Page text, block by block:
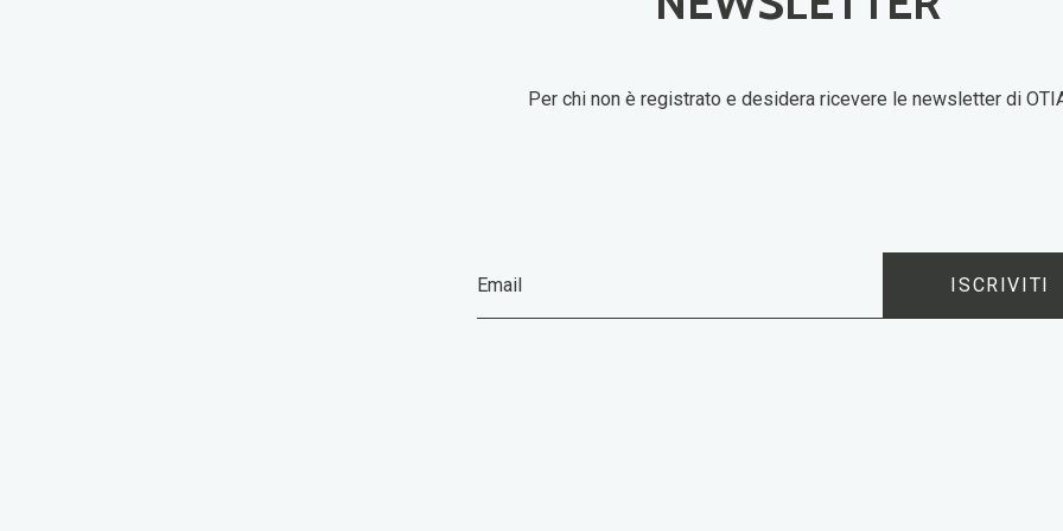
Per chi non è registrato e desidera ricevere le newsletter di
ISCRIVITI